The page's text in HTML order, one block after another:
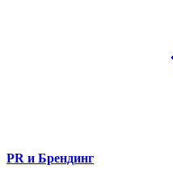
PR и Брендинг